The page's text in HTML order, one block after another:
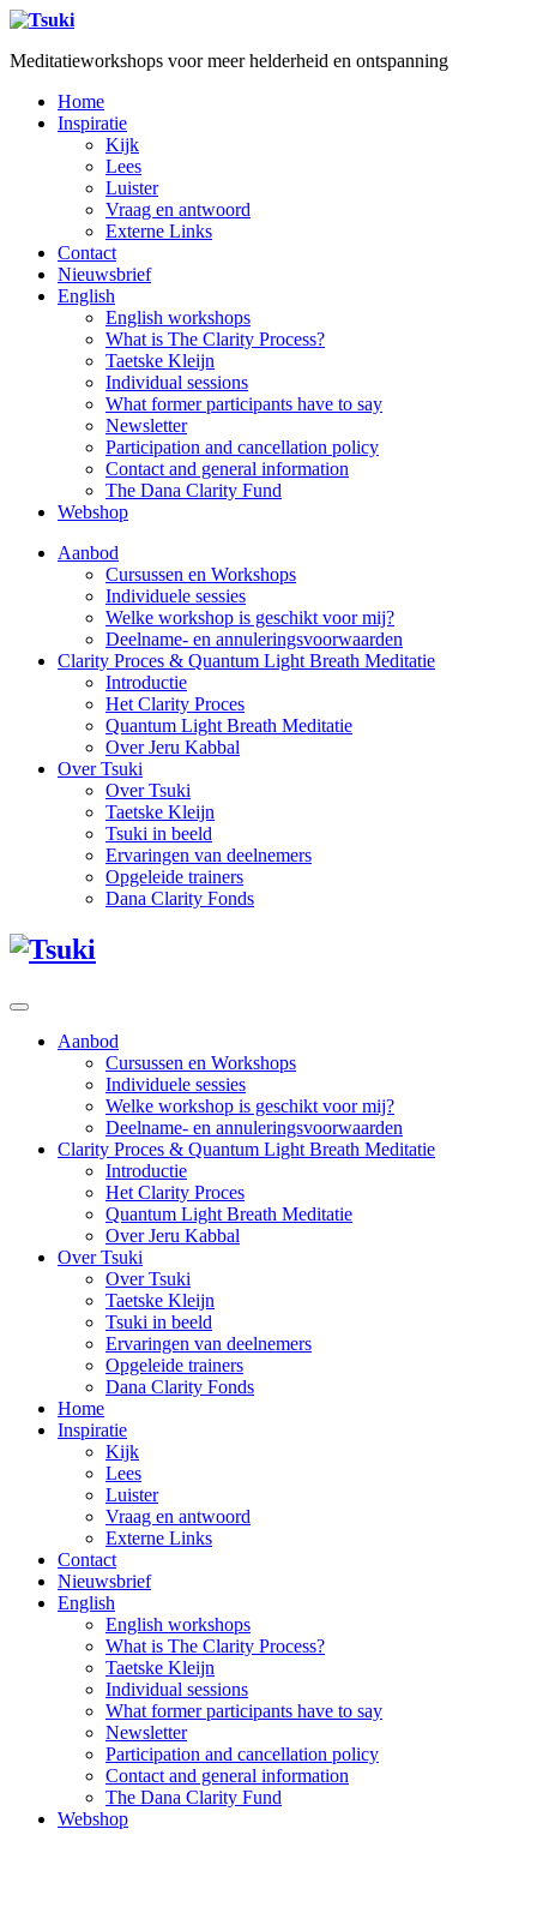
Meditatieworkshops voor meer helderheid en ontspanning
Home
Inspiratie
Kijk
Lees
Luister
Vraag en antwoord
Externe Links
Contact
Nieuwsbrief
English
English workshops
What is The Clarity Process?
Taetske Kleijn
Individual sessions
What former participants have to say
Newsletter
Participation and cancellation policy
Contact and general information
The Dana Clarity Fund
Webshop
Aanbod
Cursussen en Workshops
Individuele sessies
Welke workshop is geschikt voor mij?
Deelname- en annuleringsvoorwaarden
Clarity Proces & Quantum Light Breath Meditatie
Introductie
Het Clarity Proces
Quantum Light Breath Meditatie
Over Jeru Kabbal
Over Tsuki
Over Tsuki
Taetske Kleijn
Tsuki in beeld
Ervaringen van deelnemers
Opgeleide trainers
Dana Clarity Fonds
Aanbod
Cursussen en Workshops
Individuele sessies
Welke workshop is geschikt voor mij?
Deelname- en annuleringsvoorwaarden
Clarity Proces & Quantum Light Breath Meditatie
Introductie
Het Clarity Proces
Quantum Light Breath Meditatie
Over Jeru Kabbal
Over Tsuki
Over Tsuki
Taetske Kleijn
Tsuki in beeld
Ervaringen van deelnemers
Opgeleide trainers
Dana Clarity Fonds
Home
Inspiratie
Kijk
Lees
Luister
Vraag en antwoord
Externe Links
Contact
Nieuwsbrief
English
English workshops
What is The Clarity Process?
Taetske Kleijn
Individual sessions
What former participants have to say
Newsletter
Participation and cancellation policy
Contact and general information
The Dana Clarity Fund
Webshop